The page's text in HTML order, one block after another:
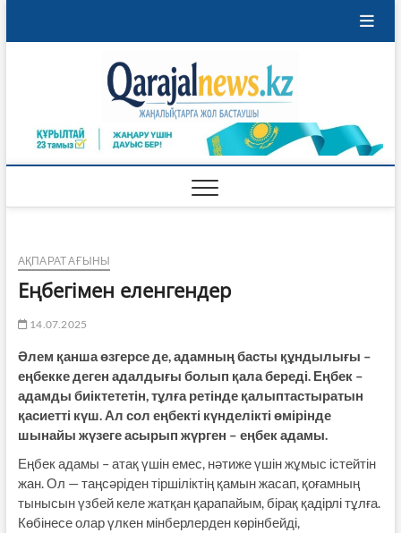
АҚПАРАТ АҒЫНЫ
Еңбегімен еленгендер
14.07.2025
Әлем қанша өзгерсе де, адамның басты құндылығы –
еңбекке деген адалдығы болып қала береді. Еңбек –
адамды биіктететін, тұлға ретінде қалыптастыратын
қасиетті күш. Ал сол еңбекті күнделікті өмірінде
шынайы жүзеге асырып жүрген – еңбек адамы.
Еңбек адамы – атақ үшін емес, нәтиже үшін жұмыс істейтін
жан. Ол — таңсәріден тіршіліктің қамын жасап, қоғамның
тынысын үзбей келе жатқан қарапайым, бірақ қадірлі тұлға.
Көбінесе олар үлкен мінберлерден көрінбейді,